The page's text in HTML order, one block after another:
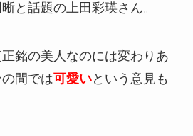
と話題の上田彩瑛さん。
銘の美人なのには変わりあ
間では可愛いという意見も